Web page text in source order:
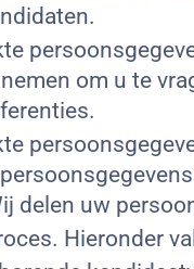
om u te
delen uw
Hieronder